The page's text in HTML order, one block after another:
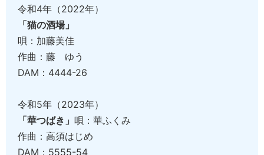
令和4年（2022年）
「猫の酒場」
唄：加藤美佳
作曲：藤 ゆう
DAM：4444-26
令和5年（2023年）
「華つばき」 唄：華ふくみ
作曲：高須はじめ
DAM：5555-54